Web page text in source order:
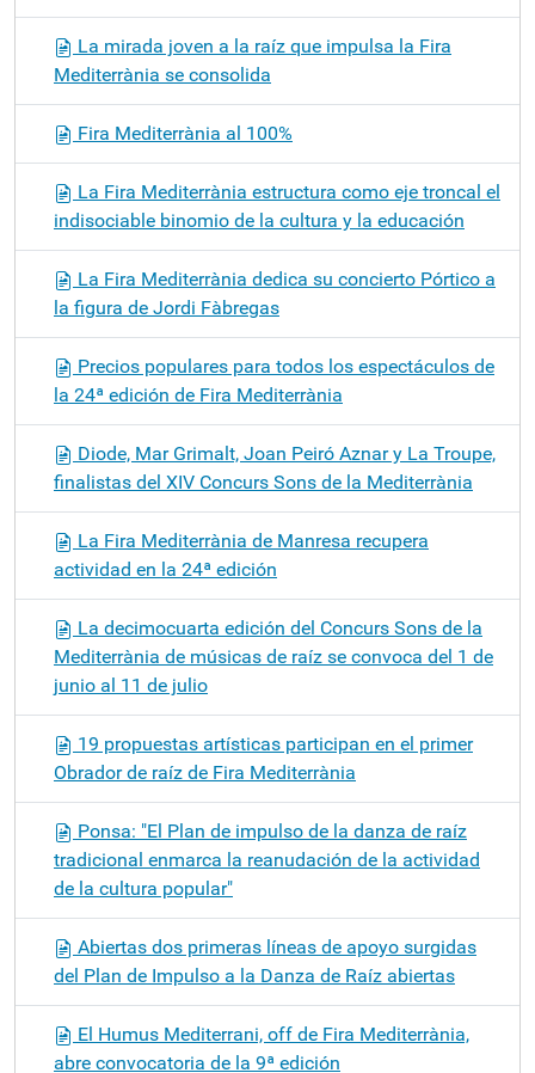
La mirada joven a la raíz que impulsa la Fira
Mediterrània se consolida
Fira Mediterrània al 100%
La Fira Mediterrània estructura como eje troncal el
indisociable binomio de la cultura y la educación
La Fira Mediterrània dedica su concierto Pórtico a
la figura de Jordi Fàbregas
Precios populares para todos los espectáculos de
la 24ª edición de Fira Mediterrània
Diode, Mar Grimalt, Joan Peiró Aznar y La Troupe,
finalistas del XIV Concurs Sons de la Mediterrània
La Fira Mediterrània de Manresa recupera
actividad en la 24ª edición
La decimocuarta edición del Concurs Sons de la
Mediterrània de músicas de raíz se convoca del 1 de
junio al 11 de julio
19 propuestas artísticas participan en el primer
Obrador de raíz de Fira Mediterrània
Ponsa: "El Plan de impulso de la danza de raíz
tradicional enmarca la reanudación de la actividad
de la cultura popular"
Abiertas dos primeras líneas de apoyo surgidas
del Plan de Impulso a la Danza de Raíz abiertas
El Humus Mediterrani, off de Fira Mediterrània,
abre convocatoria de la 9ª edición